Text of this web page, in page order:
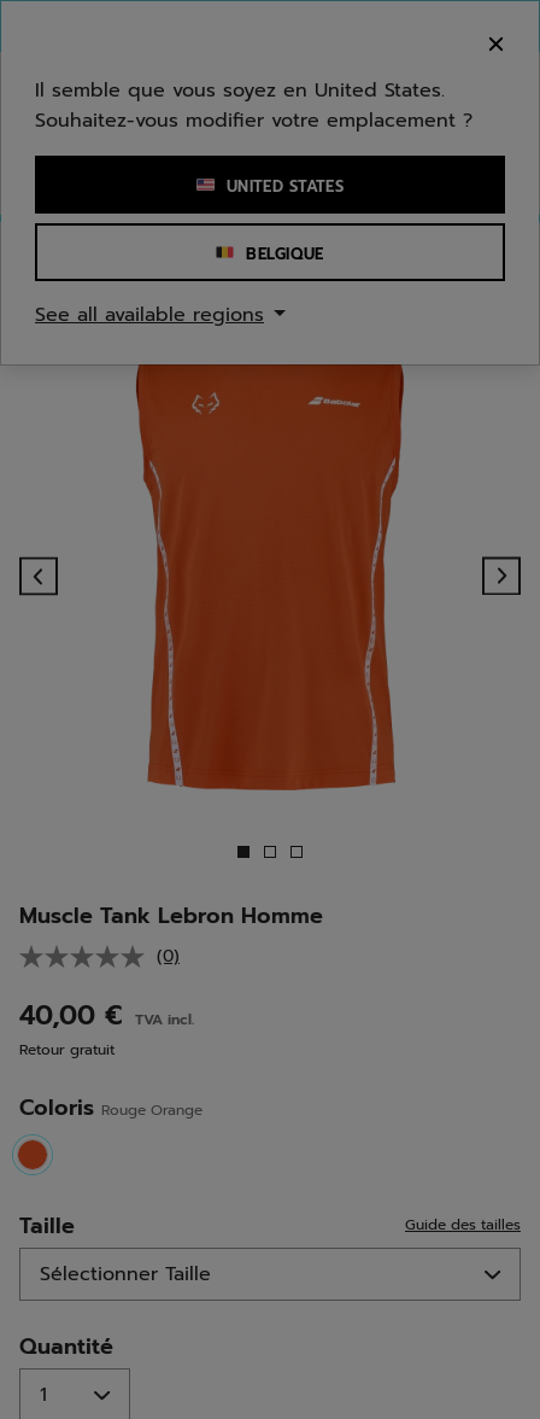
Saisir un mot clé ou un numéro d'article
Muscle Tank Lebron Homme
Aucune
notation.
même
page.
(0)
40,00 €
TVA incl.
Retour gratuit
Coloris Rouge Orange
selected
Taille Guide des tailles
Quantité
Il semble que vous soyez en United States.
Souhaitez-vous modifier votre emplacement ?
UNITED STATES
BELGIQUE
See all available regions